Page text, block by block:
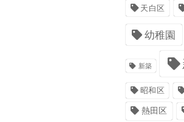
天白区
幼稚園
新築
昭和区
熱田区